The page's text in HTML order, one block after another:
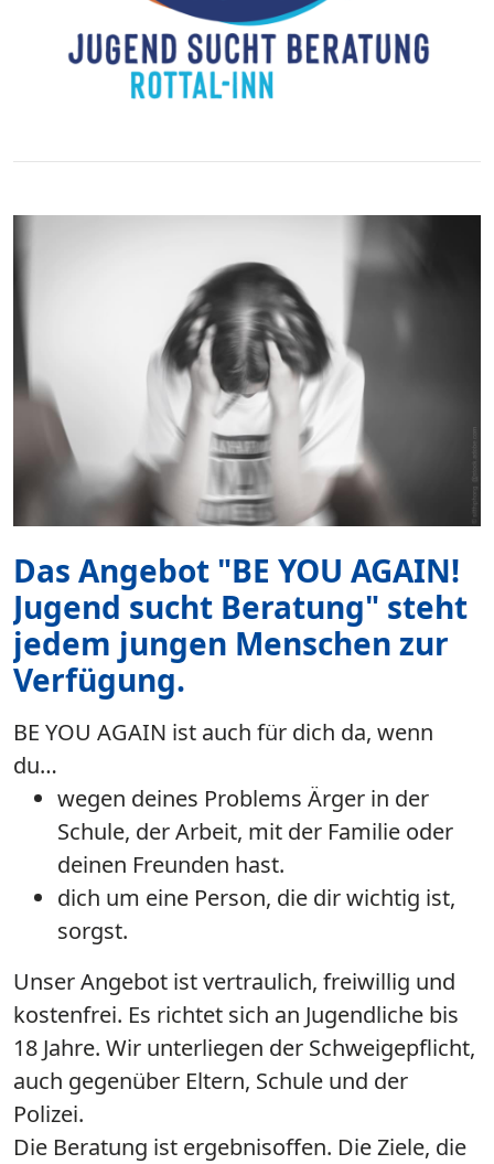
Das Angebot "BE YOU AGAIN!
Jugend sucht Beratung" steht
jedem jungen Menschen zur
Verfügung.
BE YOU AGAIN ist auch für dich da, wenn
du…
wegen deines Problems Ärger in der
Schule, der Arbeit, mit der Familie oder
deinen Freunden hast.
dich um eine Person, die dir wichtig ist,
sorgst.
Unser Angebot ist vertraulich, freiwillig und
kostenfrei. Es richtet sich an Jugendliche bis
18 Jahre. Wir unterliegen der Schweigepflicht,
auch gegenüber Eltern, Schule und der
Polizei.
Die Beratung ist ergebnisoffen. Die Ziele, die